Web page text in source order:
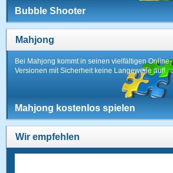
Bubble Shooter
Mahjong
Bei Mahjong kommt in seinen vielfältigen Online-
Versionen mit Sicherheit keine Langeweile auf!
Mahjong kostenlos spielen
Wir empfehlen